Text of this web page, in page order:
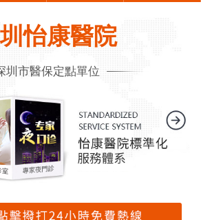
怡康醫院
圳市醫保定點單位